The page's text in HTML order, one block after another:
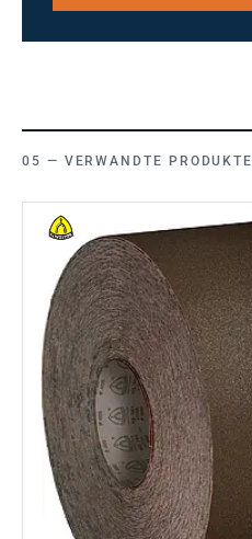
VERWANDTE PRODUKTE